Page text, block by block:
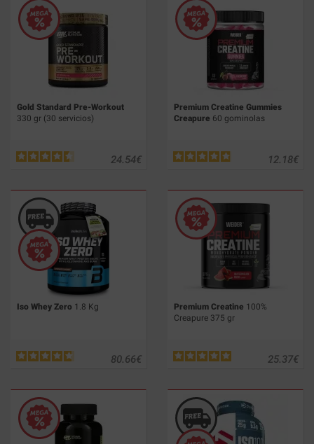
Gold Standard Pre-Workout
330 gr (30 servicios)
€
24.54
Premium Creatine Gummies
Creapure 60 gominolas
€
12.18
Iso Whey Zero 1.8 Kg
€
80.66
Premium Creatine 100%
Creapure 375 gr
€
25.37